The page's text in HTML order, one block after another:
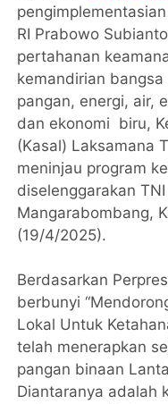
RI Prabowo
pertahanan
kemandirian
pangan, energi, air,
dan ekonomi biru,
(Kasal) Laksamana
meninjau program
diselenggarakan
Mangarabombang,
(19/4/2025).
Berdasarkan
berbunyi
Lokal Untuk
telah menerapkan
pangan binaan
Diantaranya adalah